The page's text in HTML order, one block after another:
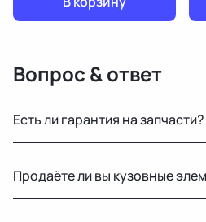
Вопрос & ответ
Есть ли гарантия на запчасти?
установку. Если деталь не
скрытый дефект — заменим
Продаёте ли вы кузовные